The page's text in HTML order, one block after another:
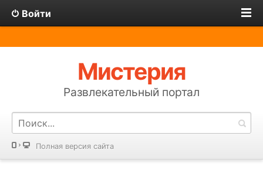
Войти
Мистерия
Развлекательный портал
Полная версия сайта